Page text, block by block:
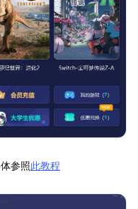
参照此教程